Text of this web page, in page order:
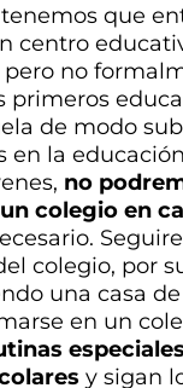
que
centro
pero no
primeros
de modo
en la
no
colegio en
colegio, por
una casa
en un
y sigan